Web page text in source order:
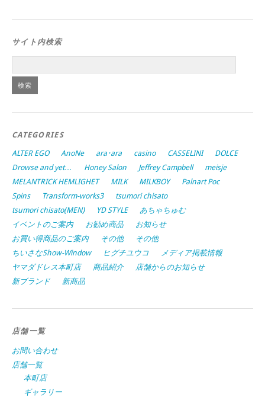
サイト内検索
CATEGORIES
ALTER EGO AnoNe ara･ara casino CASSELINI
DOLCE
Drowse and yet…
Honey Salon Jeffrey Campbell
meisje
MELANTRICK HEMLIGHET
MILK MILKBOY
Palnart Poc
Spins
Transform-works3
tsumori chisato
tsumori chisato(MEN)
YD STYLE
あちゃちゅむ
イベントのご案内
お勧め商品
お知らせ
お買い得商品のご案内
その他
その他
ちいさなShow-Window
ヒグチユウコ
メディア掲載情報
ヤマダドレス本町店
商品紹介
店舗からのお知らせ
新ブランド
新商品
店舗一覧
お問い合わせ
店舗一覧
本町店
ギャラリー